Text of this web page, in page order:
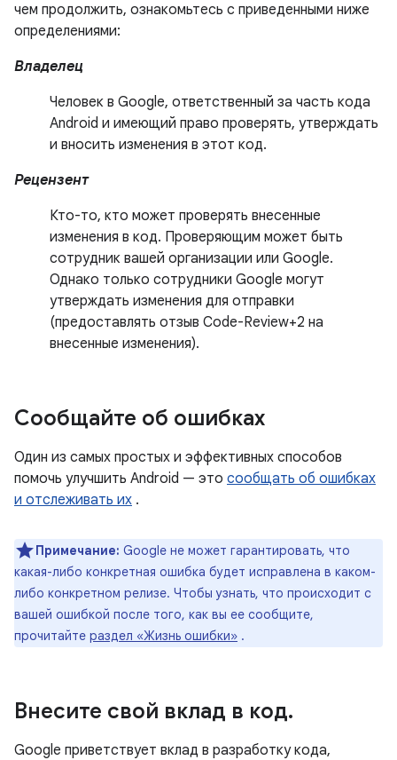
чем продолжить, ознакомьтесь с приведенными ниже
определениями:
Владелец
Человек в Google, ответственный за часть кода
Android и имеющий право проверять, утверждать
и вносить изменения в этот код.
Рецензент
Кто-то, кто может проверять внесенные
изменения в код. Проверяющим может быть
сотрудник вашей организации или Google.
Однако только сотрудники Google могут
утверждать изменения для отправки
(предоставлять отзыв Code-Review+2 на
внесенные изменения).
Сообщайте об ошибках
Один из самых простых и эффективных способов
помочь улучшить Android — это сообщать об ошибках
и отслеживать их .
Примечание: Google не может гарантировать, что
какая-либо конкретная ошибка будет исправлена ​​в каком-
либо конкретном релизе. Чтобы узнать, что происходит с
вашей ошибкой после того, как вы ее сообщите,
прочитайте раздел «Жизнь ошибки» .
Внесите свой вклад в код.
Google приветствует вклад в разработку кода,